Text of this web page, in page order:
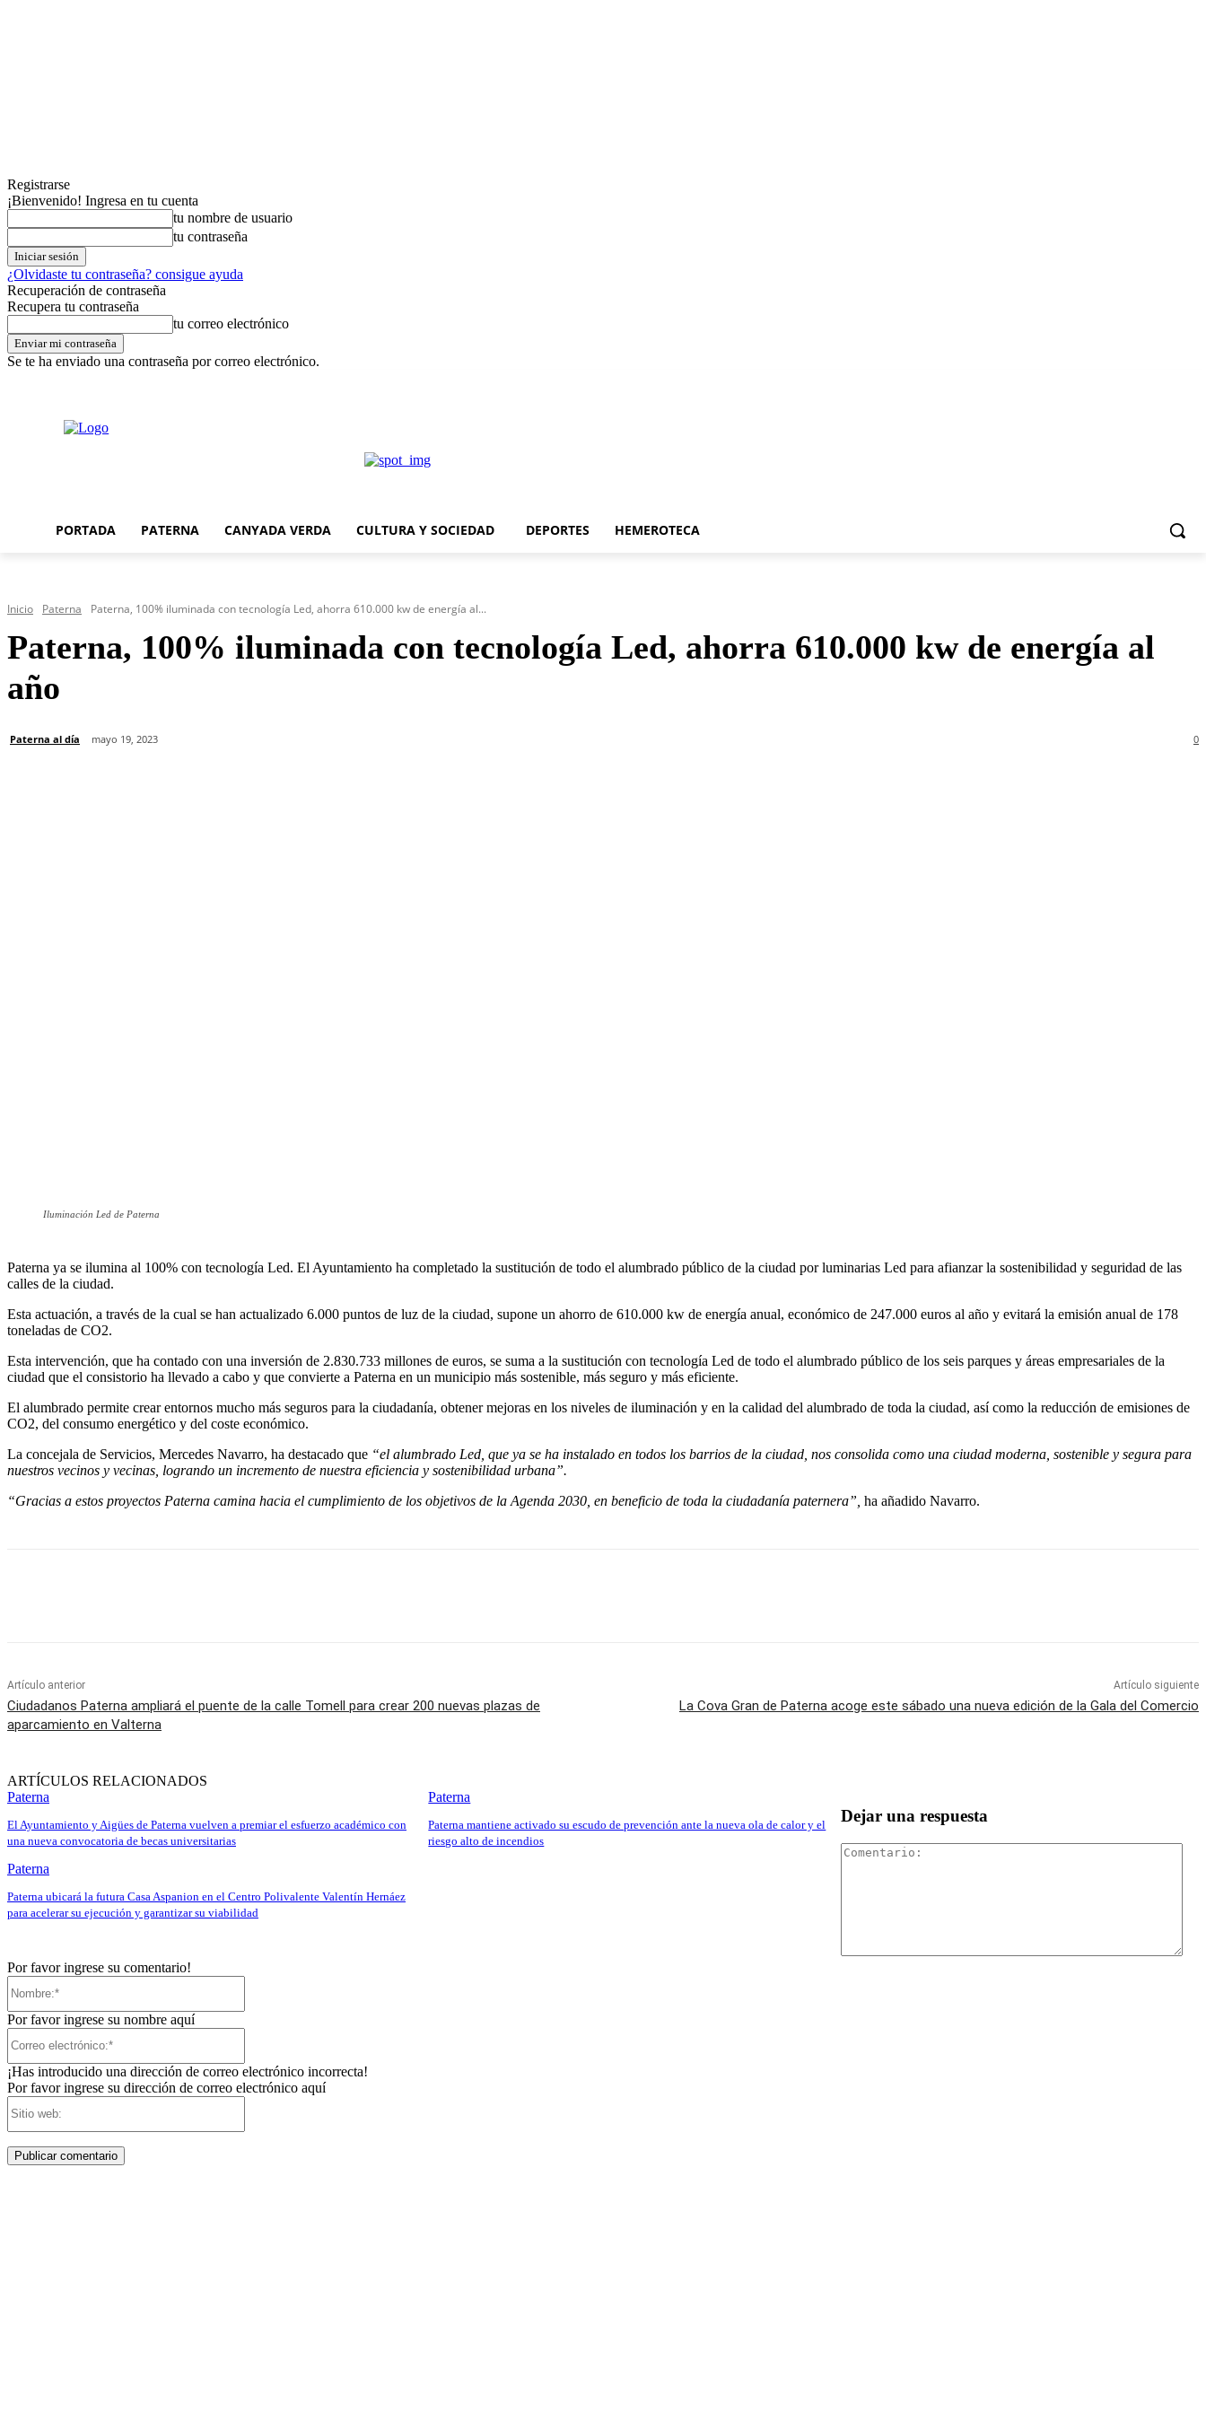
Registrarse
¡Bienvenido! Ingresa en tu cuenta
tu nombre de usuario
tu contraseña
¿Olvidaste tu contraseña? consigue ayuda
Recuperación de contraseña
Recupera tu contraseña
tu correo electrónico
Se te ha enviado una contraseña por correo electrónico.
PORTADA PATERNA CANYADA VERDA CULTURA Y SOCIEDAD DEPORTES HEMEROTECA
Inicio Paterna Paterna, 100% iluminada con tecnología Led, ahorra 610.000 kw de energía al...
Paterna, 100% iluminada con tecnología Led, ahorra 610.000 kw de energía al
año
Paterna al día mayo 19, 2023 0
Iluminación Led de Paterna
Paterna ya se ilumina al 100% con tecnología Led. El Ayuntamiento ha completado la sustitución de todo el alumbrado público de la ciudad por luminarias Led para afianzar la sostenibilidad y seguridad de las
calles de la ciudad.
Esta actuación, a través de la cual se han actualizado 6.000 puntos de luz de la ciudad, supone un ahorro de 610.000 kw de energía anual, económico de 247.000 euros al año y evitará la emisión anual de 178
toneladas de CO2.
Esta intervención, que ha contado con una inversión de 2.830.733 millones de euros, se suma a la sustitución con tecnología Led de todo el alumbrado público de los seis parques y áreas empresariales de la
ciudad que el consistorio ha llevado a cabo y que convierte a Paterna en un municipio más sostenible, más seguro y más eficiente.
El alumbrado permite crear entornos mucho más seguros para la ciudadanía, obtener mejoras en los niveles de iluminación y en la calidad del alumbrado de toda la ciudad, así como la reducción de emisiones de
CO2, del consumo energético y del coste económico.
La concejala de Servicios, Mercedes Navarro, ha destacado que “el alumbrado Led, que ya se ha instalado en todos los barrios de la ciudad, nos consolida como una ciudad moderna, sostenible y segura para
nuestros vecinos y vecinas, logrando un incremento de nuestra eficiencia y sostenibilidad urbana”.
“Gracias a estos proyectos Paterna camina hacia el cumplimiento de los objetivos de la Agenda 2030, en beneficio de toda la ciudadanía paternera”, ha añadido Navarro.
Artículo anterior
Ciudadanos Paterna ampliará el puente de la calle Tomell para crear 200 nuevas plazas de
aparcamiento en Valterna
Artículo siguiente
La Cova Gran de Paterna acoge este sábado una nueva edición de la Gala del Comercio
ARTÍCULOS RELACIONADOS
Paterna
El Ayuntamiento y Aigües de Paterna vuelven a premiar el esfuerzo académico con
una nueva convocatoria de becas universitarias
Paterna
Paterna mantiene activado su escudo de prevención ante la nueva ola de calor y el
riesgo alto de incendios
Paterna
Paterna ubicará la futura Casa Aspanion en el Centro Polivalente Valentín Hernáez
para acelerar su ejecución y garantizar su viabilidad
Dejar una respuesta
Por favor ingrese su comentario!
Por favor ingrese su nombre aquí
¡Has introducido una dirección de correo electrónico incorrecta!
Por favor ingrese su dirección de correo electrónico aquí